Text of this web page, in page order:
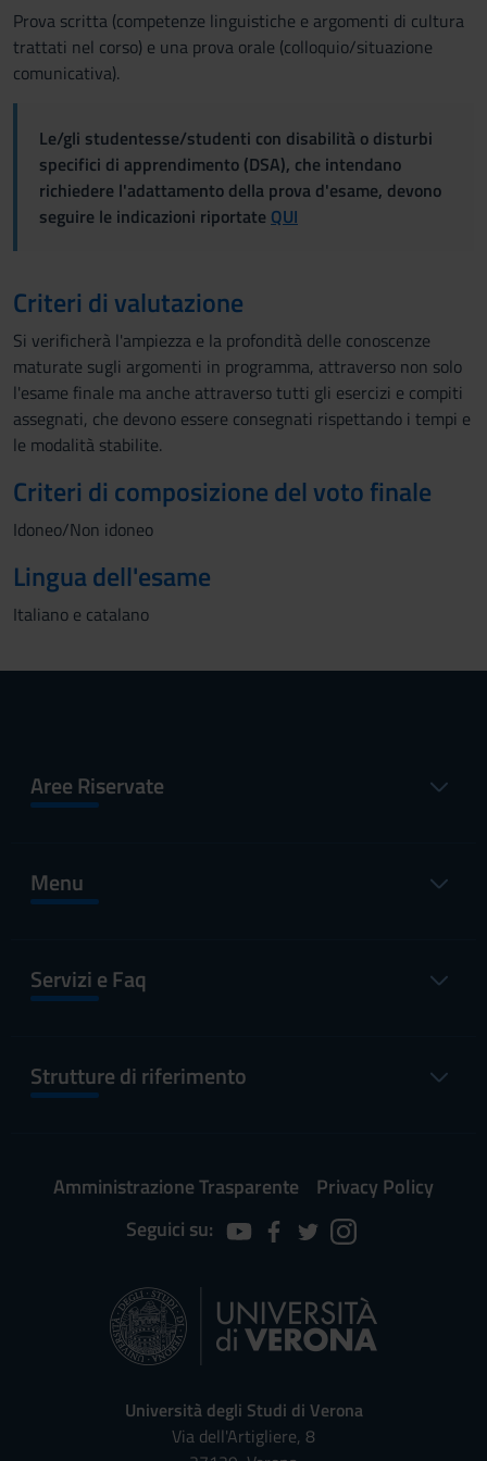
Prova scritta (competenze linguistiche e argomenti di cultura
trattati nel corso) e una prova orale (colloquio/situazione
comunicativa).
Le/gli studentesse/studenti con disabilità o disturbi
specifici di apprendimento (DSA), che intendano
richiedere l'adattamento della prova d'esame, devono
seguire le indicazioni riportate QUI
Criteri di valutazione
Si verificherà l'ampiezza e la profondità delle conoscenze
maturate sugli argomenti in programma, attraverso non solo
l'esame finale ma anche attraverso tutti gli esercizi e compiti
assegnati, che devono essere consegnati rispettando i tempi e
le modalità stabilite.
Criteri di composizione del voto finale
Idoneo/Non idoneo
Lingua dell'esame
Italiano e catalano
Aree Riservate
Menu
Servizi e Faq
Strutture di riferimento
Amministrazione Trasparente
Privacy Policy
Seguici su:
Università degli Studi di Verona
Via dell'Artigliere, 8